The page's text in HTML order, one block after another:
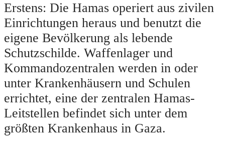
Erstens: Die Hamas operiert aus zivilen
Einrichtungen heraus und benutzt die
eigene Bevölkerung als lebende
Schutzschilde. Waffenlager und
Kommandozentralen werden in oder
unter Krankenhäusern und Schulen
errichtet, eine der zentralen Hamas-
Leitstellen befindet sich unter dem
größten Krankenhaus in Gaza.